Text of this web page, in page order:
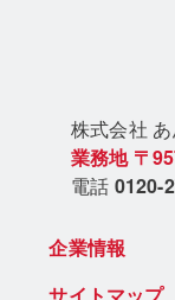
株式会社
業務地 〒
電話 0120-
企業情報